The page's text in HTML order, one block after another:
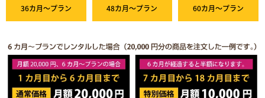
36カ月～プラン 48カ月～プラン 60カ月～プラン